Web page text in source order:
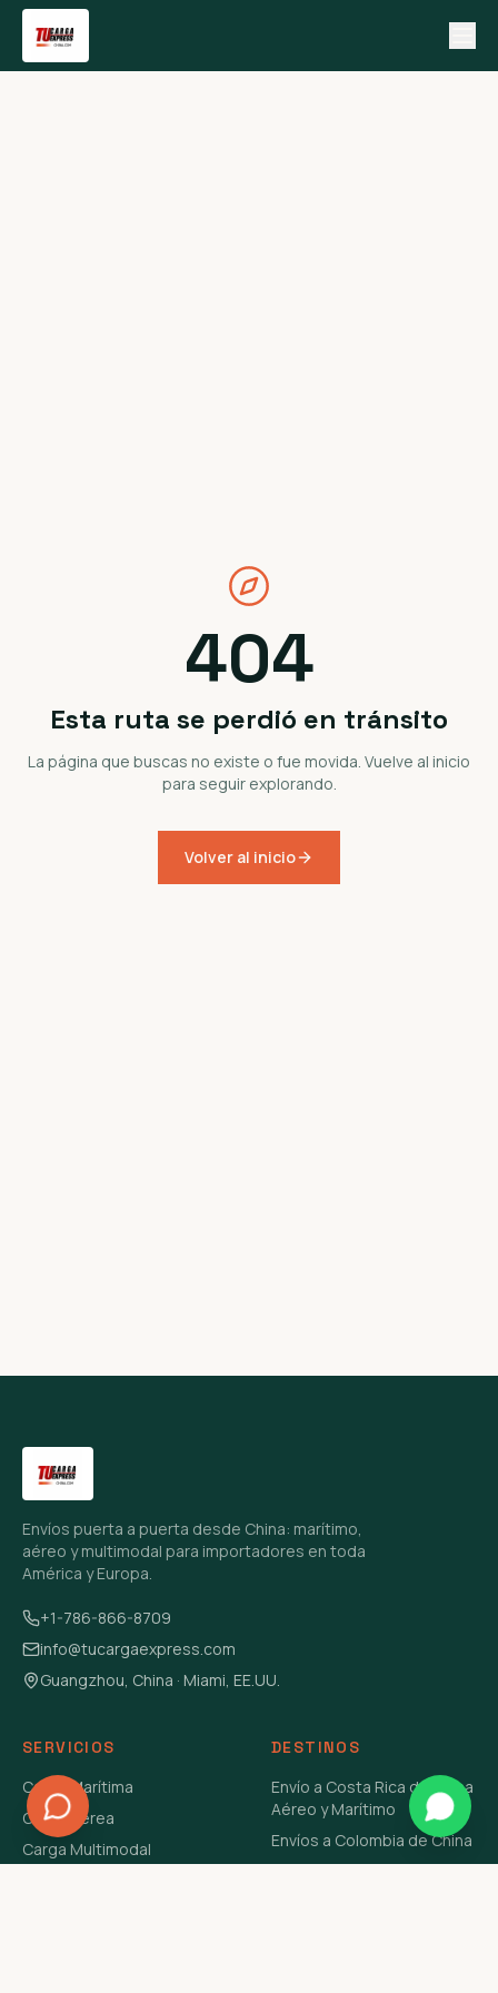
404
Esta ruta se perdió en tránsito
La página que buscas no existe o fue movida. Vuelve al inicio
para seguir explorando.
Volver al inicio
Envíos puerta a puerta desde China: marítimo,
aéreo y multimodal para importadores en toda
América y Europa.
+1-786-866-8709
info@tucargaexpress.com
Guangzhou, China · Miami, EE.UU.
SERVICIOS
Carga Marítima
Carga Aérea
Carga Multimodal
DESTINOS
Envío a Costa Rica de China
Aéreo y Marítimo
Envíos a Colombia de China